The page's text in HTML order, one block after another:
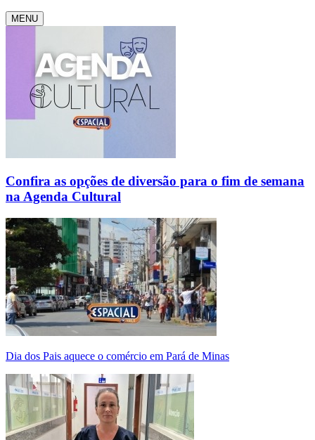
MENU
Confira as opções de diversão para o fim de semana
na Agenda Cultural
Dia dos Pais aquece o comércio em Pará de Minas